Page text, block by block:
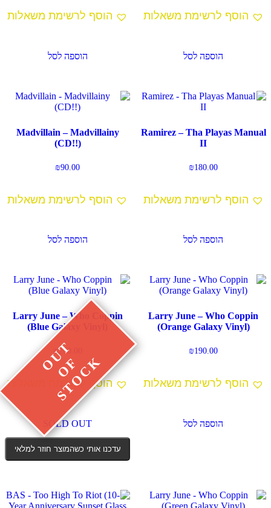
הוסף לרשימת משאלות
הוספה לסל
הוסף לרשימת משאלות
הוספה לסל
Ramirez – Tha Playas Manual
II
₪180.00
הוסף לרשימת משאלות
הוספה לסל
Madvillain – Madvillainy
(CD!!)
₪90.00
הוסף לרשימת משאלות
הוספה לסל
Larry June – Who Coppin
(Orange Galaxy Vinyl)
₪190.00
הוסף לרשימת משאלות
הוספה לסל
Larry June – Who Coppin
(Blue Galaxy Vinyl)
₪200.00
הוסף לרשימת משאלות
SOLD OUT
עדכנו אותי כשהמוצר חוזר למלאי